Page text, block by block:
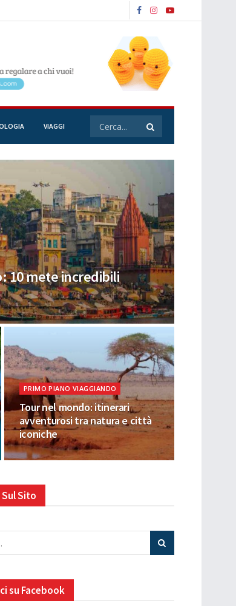
VIAGGI
10 mete incredibili
PRIMO PIANO VIAGGIANDO
Tour nel mondo: itinerari
avventurosi tra natura e città
iconiche
Sul Sito
su Facebook